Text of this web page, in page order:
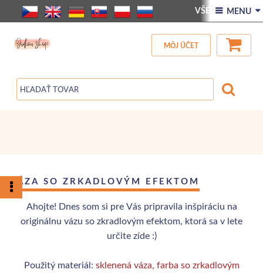
VŠETOK TOVAR
NOVINKY Blog
KONTAKT
 MENU 
MÔJ ÚČET
VÁZA SO ZRKADLOVÝM EFEKTOM
Ahojte! Dnes som si pre Vás pripravila inšpiráciu na
originálnu vázu so zkradlovým efektom, ktorá sa v lete
určite zíde :)
Použitý materiál: sklenená váza, farba so zrkadlovým